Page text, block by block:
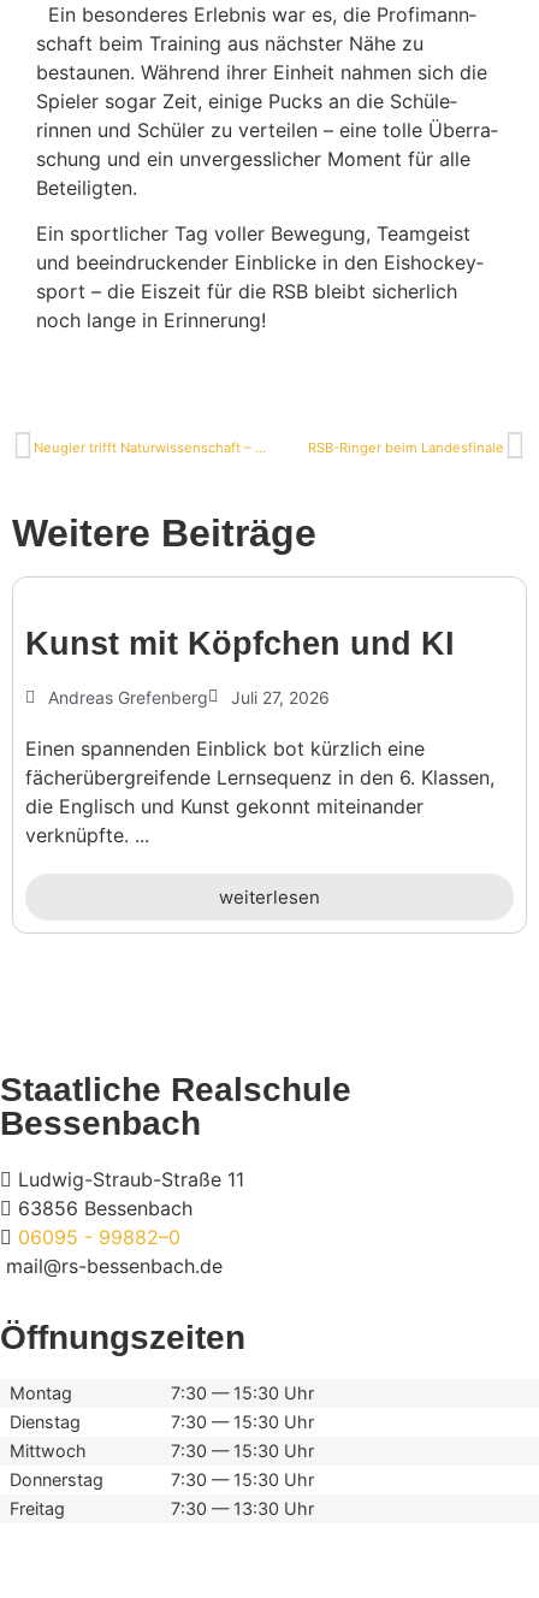
Ein beson­deres Erlebnis war es, die Profi­mann­
schaft beim Trai­ning aus nächster Nähe zu
bestaunen. Während ihrer Einheit nahmen sich die
Spieler sogar Zeit, einige Pucks an die Schü­le­
rinnen und Schüler zu verteilen – eine tolle Über­ra­
schung und ein unver­gess­li­cher Moment für alle
Beteiligten.
Ein sport­li­cher Tag voller Bewe­gung, Team­geist
und beein­dru­ckender Einblicke in den Eisho­ckey­
sport – die Eiszeit für die RSB bleibt sicher­lich
noch lange in Erinnerung!
Neugier trifft Natur­wis­sen­schaft – VorM­INTtag 2026 an der Real­schule Bessenbach RSB-Ringer beim Landesfinale
Weitere Beiträge
Kunst mit Köpf­chen und KI
Andreas Grefenberg Juli 27, 2026
Einen spannenden Einblick bot kürzlich eine
fächerübergreifende Lernsequenz in den 6. Klassen,
die Englisch und Kunst gekonnt miteinander
verknüpfte. ...
weiterlesen
Staatliche Realschule
Bessenbach
Ludwig-Straub-Straße 11
63856 Bessenbach
06095 - 99882–0
mail@rs-bessenbach.de
Öffnungszeiten
Montag
7:30 — 15:30 Uhr
Dienstag
7:30 — 15:30 Uhr
Mittwoch
7:30 — 15:30 Uhr
Donnerstag
7:30 — 15:30 Uhr
Freitag
7:30 — 13:30 Uhr